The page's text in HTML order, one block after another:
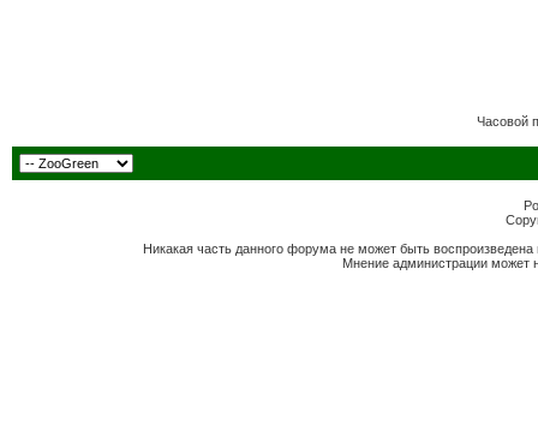
Часовой
Никакая часть данного форума не может быть
Мнение администрации может